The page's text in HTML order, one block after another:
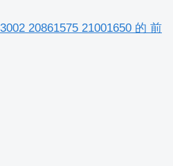
20861575 21001650 的 前